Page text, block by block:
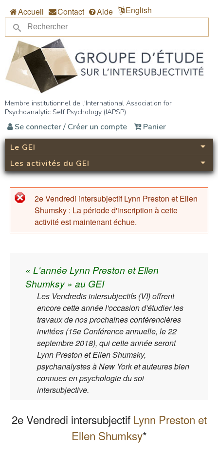
Groupe d’étude sur
l’intersubjectivité (GEI)
Membre institutionnel de l'International Association for
Psychoanalytic Self Psychology (IAPSP)
Formulaire de recherche
Accueil Contact Aide English
Se connecter / Créer un compte
Panier
Le GEI
Les activités du GEI
Message d'erreur
2e Vendredi intersubjectif Lynn Preston et Ellen
Shumsky : La période d'inscription à cette
activité est maintenant échue.
« L'année Lynn Preston et Ellen
Shumksy » au GEI
Les Vendredis intersubjectifs (VI) offrent
encore cette année l'occasion d'étudier les
travaux de nos prochaines conférencières
invitées (15e Conférence annuelle, le 22
septembre 2018), qui cette année seront
Lynn Preston et Ellen Shumsky,
psychanalystes à New York et auteures bien
connues en psychologie du soi
intersubjective.
2e Vendredi intersubjectif Lynn Preston et
Ellen Shumksy*